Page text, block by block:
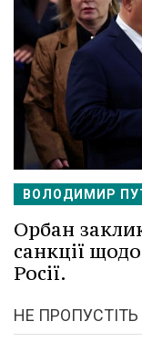
ВОЛОДИМИР
Орбан
санкції
Росії.
НЕ ПРОПУСТІТЬ